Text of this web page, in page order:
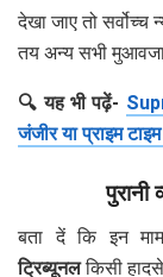
देखा जाए तो
तय अन्य सभी मुआवजा
🔍 यह भी पढ़ें-
जंजीर या प्राइम
पुरानी
बता दें कि इन
ट्रिब्यूनलकिसी